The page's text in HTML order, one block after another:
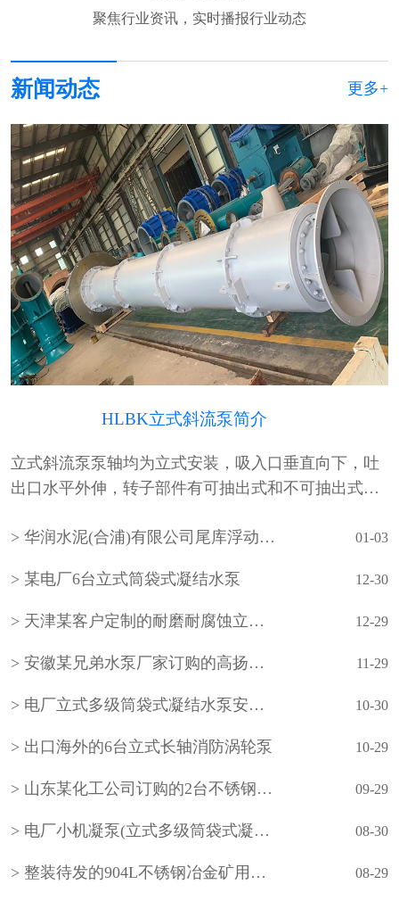
聚焦行业资讯，实时播报行业动态
新闻动态 更多+
HLBK立式斜流泵简介
立式斜流泵泵轴均为立式安装，吸入口垂直向下，吐
出口水平外伸，转子部件有可抽出式和不可抽出式两
通常为一级，根据需要也可设计成多级。泵的轴承采
华润水泥(合浦)有限公司尾库浮动式取水泵站立式长轴泵安装现场 01-03
某电厂6台立式筒袋式凝结水泵 12-30
天津某客户定制的耐磨耐腐蚀立式长轴泵 12-29
安徽某兄弟水泵厂家订购的高扬程立式长轴泵 11-29
电厂立式多级筒袋式凝结水泵安装现场 10-30
出口海外的6台立式长轴消防涡轮泵 10-29
山东某化工公司订购的2台不锈钢立式长轴液下泵 09-29
电厂小机凝泵(立式多级筒袋式凝结水泵) 08-30
整装待发的904L不锈钢冶金矿用立式长轴泵 08-29